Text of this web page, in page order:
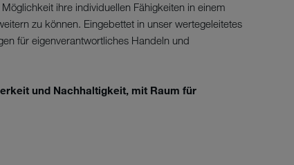
ihre individuellen Fähigkeiten in einem
zu können. Eingebettet in unser wertegeleitetes
für eigenverantwortliches Handeln und
und Nachhaltigkeit, mit Raum für